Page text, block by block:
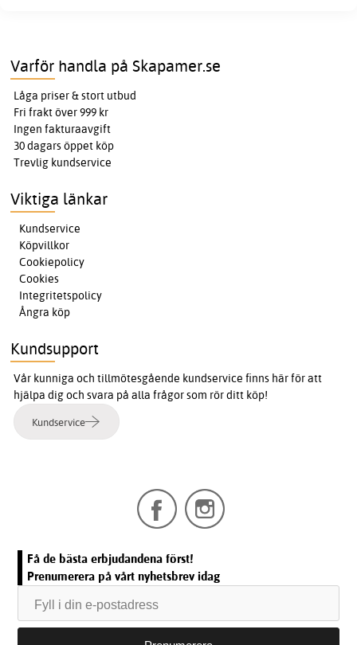
Varför handla på Skapamer.se
Låga priser & stort utbud
Fri frakt över 999 kr
Ingen fakturaavgift
30 dagars öppet köp
Trevlig kundservice
Viktiga länkar
Kundservice
Köpvillkor
Cookiepolicy
Cookies
Integritetspolicy
Ångra köp
Kundsupport
Vår kunniga och tillmötesgående kundservice finns här för att
hjälpa dig och svara på alla frågor som rör ditt köp!
Kundservice
Få de bästa erbjudandena först!
Prenumerera på vårt nyhetsbrev idag